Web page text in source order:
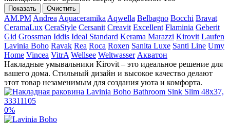
Показать Очистить
AM.PM Andrea Aquaceramika Aqwella Belbagno Bocchi Bravat
CeramaLux CeraStyle Cersanit Creavit Excellent Flaminia Geberit
Gid Grossman Iddis Ideal Standard Kerama Marazzi Kirovit Laufen
Lavinia Boho Ravak Rea Roca Roxen Sanita Luxe Santi Line Umy
Home Vincea VitrA Wellsee Weltwasser Акватон
Накладные умывальники Kirovit – это идеальное решение для
вашего дома. Стильный дизайн и высокое качество делают
этот товар незаменимым для создания уюта и комфорта.
0%